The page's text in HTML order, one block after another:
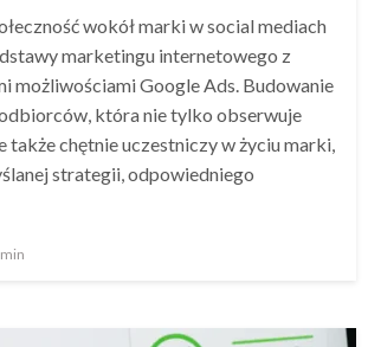
wokół marki w social mediach
marketingu internetowego z
możliwościami Google Ads. Budowanie
która nie tylko obserwuje
także chętnie uczestniczy w życiu marki,
strategii, odpowiedniego